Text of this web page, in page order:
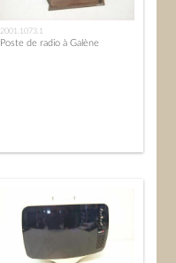
2001.1073.1
Poste de radio à Galène